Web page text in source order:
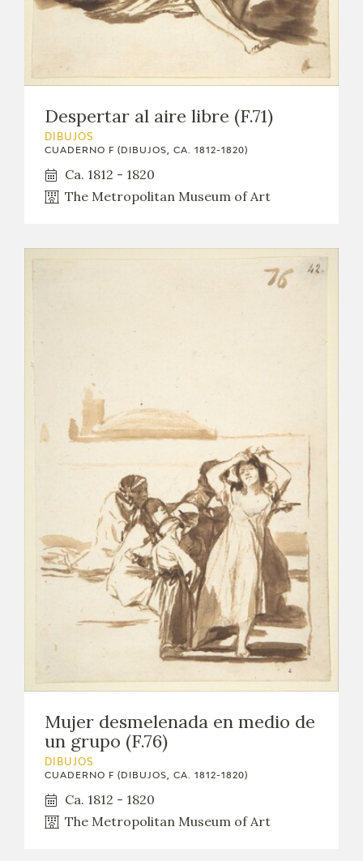
Despertar al aire libre (F.71)
DIBUJOS
CUADERNO F (DIBUJOS, CA. 1812-1820)
Ca. 1812 - 1820
The Metropolitan Museum of Art
Mujer desmelenada en medio de
un grupo (F.76)
DIBUJOS
CUADERNO F (DIBUJOS, CA. 1812-1820)
Ca. 1812 - 1820
The Metropolitan Museum of Art